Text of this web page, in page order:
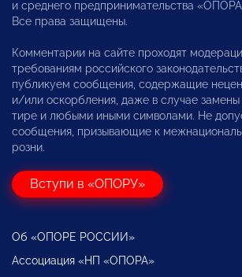
и среднего предпринимательства
Все права защищены.
Комментарии на сайте проходят
требованиям российского
публикуем сообщения, содержащие
и/или оскорбления, даже в случае замены
тире и любыми иными символами. Не
сообщения, призывающие к
розни.
Вступи в «ОПОРУ»
Об «ОПОРЕ РОССИИ»
Ассоциация «НП «ОПОРА»